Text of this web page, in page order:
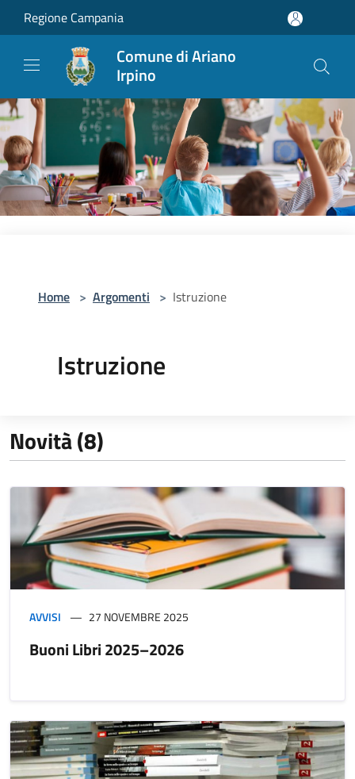
Salta al contenuto principale
Regione Campania
Comune di Ariano
Irpino
Home > Argomenti > Istruzione
Istruzione
Novità (8)
AVVISI 27 NOVEMBRE 2025
Buoni Libri 2025–2026